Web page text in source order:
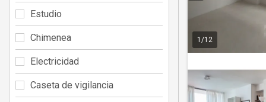
1 /12
Estudio
Chimenea
Electricidad
Caseta de vigilancia